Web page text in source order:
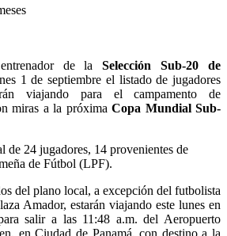
de la Selección Sub-20 de
1 de septiembre el listado de jugadores
viajando para el campamento de
miras a la próxima Copa Mundial Sub-
de 24 jugadores, 14 provenientes de
de Fútbol (LPF).
del plano local, a excepción del futbolista
Amador, estarán viajando este lunes en
salir a las 11:48 a.m. del Aeropuerto
en Ciudad de Panamá, con destino a la